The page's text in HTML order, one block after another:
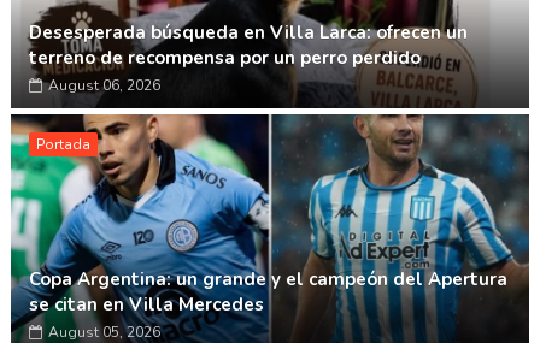
Desesperada búsqueda en Villa Larca: ofrecen un
terreno de recompensa por un perro perdido
August 06, 2026
Portada
Copa Argentina: un grande y el campeón del Apertura
se citan en Villa Mercedes
August 05, 2026